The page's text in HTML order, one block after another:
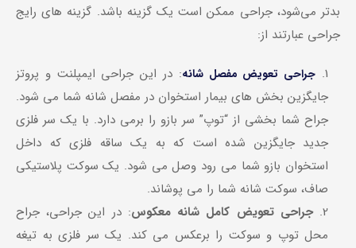
بدتر می‌شود، جراحی ممکن است یک گزینه باشد. گزینه های رایج
جراحی عبارتند از:
جراحی تعویض مفصل شانه: در این جراحی ایمپلنت و پروتز
جایگزین بخش های بیمار استخوان در مفصل شانه شما می شود.
جراح شما بخشی از “توپ” سر بازو را برمی دارد. با یک سر فلزی
جدید جایگزین شده است که به یک ساقه فلزی که داخل
استخوان بازو شما می رود وصل می شود. یک سوکت پلاستیکی
صاف، سوکت شانه شما را می پوشاند.
جراحی تعویض کامل شانه معکوس: در این جراحی، جراح
محل توپ و سوکت را برعکس می کند. یک سر فلزی به تیغه